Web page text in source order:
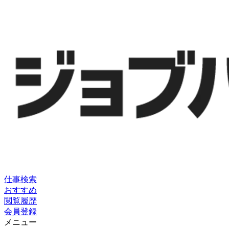
仕事検索
おすすめ
閲覧履歴
会員登録
メニュー